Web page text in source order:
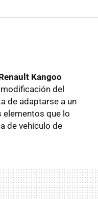
Kangoo
del
de adaptarse a un
elementos que lo
de vehículo de